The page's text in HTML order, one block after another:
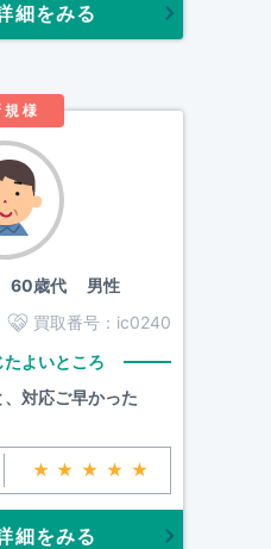
細をみる
規様
歳代 男性
買取番号： ic0240
よいところ
対応ご早かった
★★★★★
細をみる